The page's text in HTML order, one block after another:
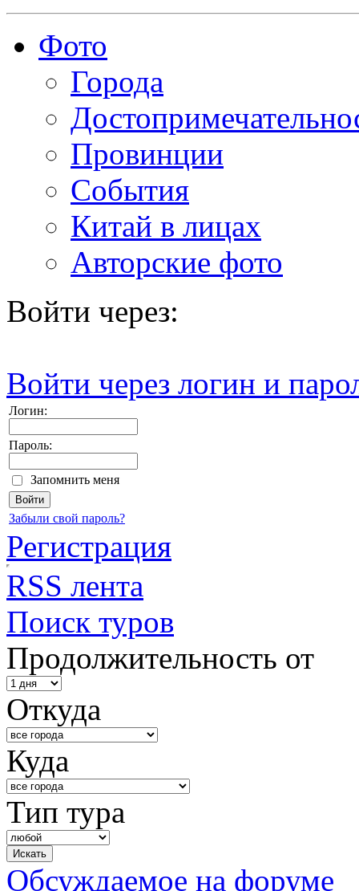
Фото
Города
Провинции
События
Китай в лицах
Авторские фото
Войти через:
Войти через логин и
Логин:
Пароль:
Запомнить меня
Забыли свой пароль?
Регистрация
RSS лента
Поиск туров
Продолжительность от
Откуда
Куда
Тип тура
Обсуждаемое на форуме